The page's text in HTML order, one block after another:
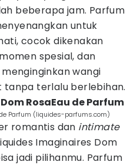
beberapa jam. Parfum
untuk
cocok dikenakan
spesial, dan
wangi
terlalu berlebihan.
RosaEau de Parfum
Parfum (liquides-parfums.com)
romantis dan intimate
Imaginaires Dom
jadi pilihanmu. Parfum